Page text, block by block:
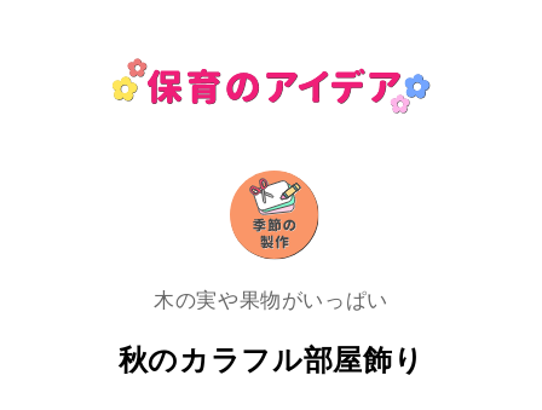
木の実や果物がいっぱい
秋のカラフル部屋飾り